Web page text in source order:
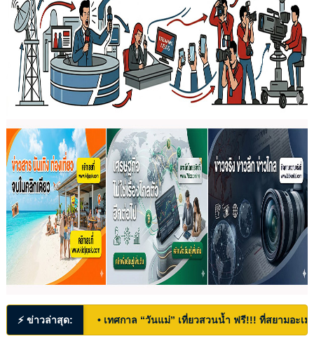
⚡ ข่าวล่าสุด: • เทศกาล “วันแม่” เที่ยวสวนน้ำ ฟรี!!! ที่สยามอะ